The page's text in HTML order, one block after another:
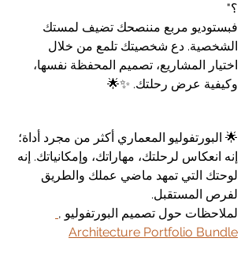
؟"
فبستوديو مربع مننصحك تضيف لمستك
الشخصية. دع شخصيتك تلمع من خلال
اختيار المشاريع، تصميم المحفظة نفسها،
وكيفية عرض رحلتك. ✨🌟
🌟 البورتفوليو المعماري أكثر من مجرد أداة؛
إنه انعكاس لرحلتك، مهاراتك، وإمكانياتك. إنه
لوحتك التي تمهد ماضي عملك والطريق
لفرص المستقبل.
لملاحظات حول تصميم البورتفوليو ,
Architecture Portfolio Bundle